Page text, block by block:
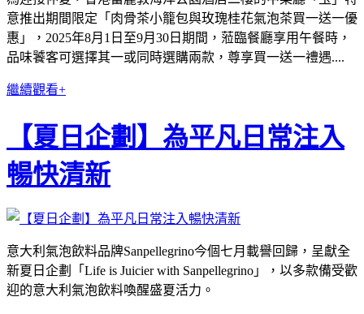
意推出期間限定「肉骨茶小籠包與玫瑰桂花氣泡茶買一送一優
惠」，2025年8月1日至9月30日期間，蒞臨餐廳享用午餐時，
品味饕客可選擇其一或同時選購兩款，尊享買一送一禮遇....
繼續觀看+
【夏日企劃】為平凡日常注入
暢快清新
意大利氣泡飲料品牌Sanpellegrino今個七月載譽回歸，呈獻全
新夏日企劃「Life is Juicier with Sanpellegrino」，以多款備受歡
迎的意大利氣泡飲料喚醒盛夏活力。